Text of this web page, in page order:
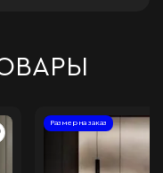
Размер на заказ